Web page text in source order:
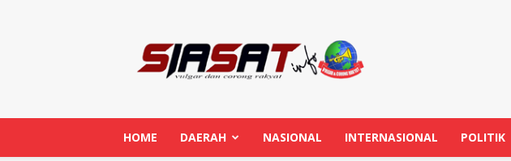
HOME DAERAH NASIONAL INTERNASIONAL POLITIK